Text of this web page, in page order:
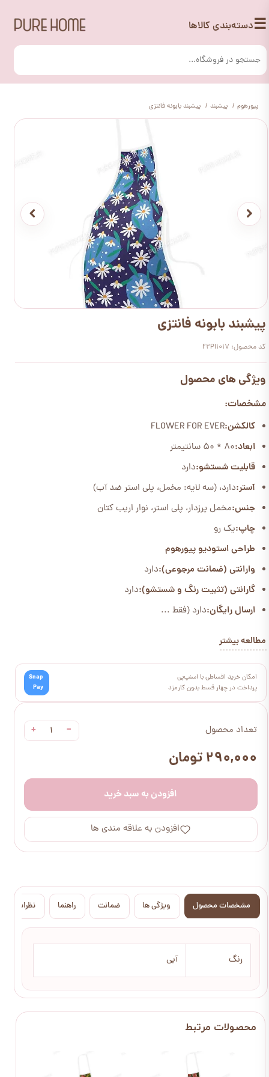
☰دسته‌بندی کالاها
پیورهوم پیشبند پیشبند بابونه فانتزی
تعداد محصول −
+
۲۹۰,۰۰۰ تومان
افزودن به سبد خرید
افزودن به علاقه مندی ها
پیشبند بابونه فانتزی
کد محصول: F2PI1017
ویژگی های محصول
مشخصات:
کالکشن:FLOWER FOR EVER
ابعاد:80 * 50 سانتیمتر
قابلیت شستشو:دارد
آستر:دارد، (سه لایه: مخمل، پلی استر ضد آب)
جنس:مخمل پرزدار، پلی استر، نوار اریب کتان
چاپ:یک رو
طراحی استودیو پیورهوم
وارانتی (ضمانت مرجوعی):دارد
گارانتی (تثبیت رنگ و شستشو):دارد
ارسال رایگان:دارد (فقط ...
مطالعه بیشتر
امکان خرید اقساطی با اسنپ‌پی
پرداخت در چهار قسط بدون کارمزد
Snap
Pay
مشخصات محصول ویژگی ها ضمانت راهنما نظرات
رنگ آبی